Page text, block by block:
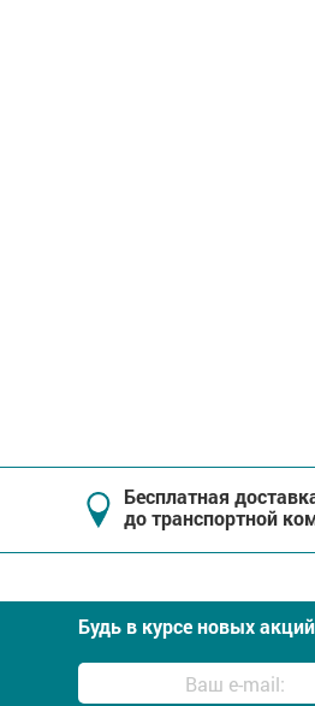
Бесплатная
до транспортной
Будь в курсе новых